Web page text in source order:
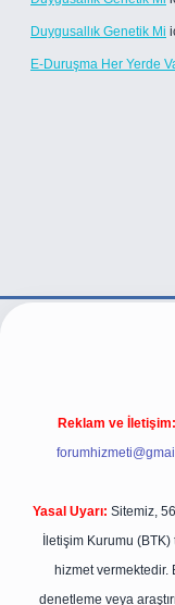
Duygusallık Genetik Mi
E-Duruşma Her Yerde
Reklam ve İletişim:
Yasal Uyarı: Sitemiz,
İletişim Kurumu
hizmet
denetleme veya